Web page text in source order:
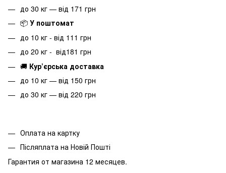
до 30 кг — від 171 грн
📦 У поштомат
до 10 кг - від 111 грн
до 20 кг - від181 грн
🚚 Кур’єрська доставка
до 10 кг — від 150 грн
до 30 кг — від 220 грн
Оплата на картку
Післяплата на Новій Пошті
Гарантия от магазина 12 месяцев.